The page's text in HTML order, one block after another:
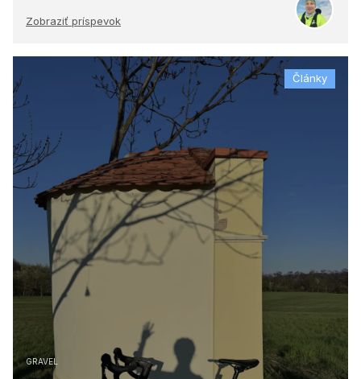
Zobraziť príspevok
Články
GRAVEL